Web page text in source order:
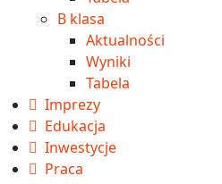
B klasa
Aktualności
Wyniki
Tabela
Imprezy
Edukacja
Inwestycje
Praca